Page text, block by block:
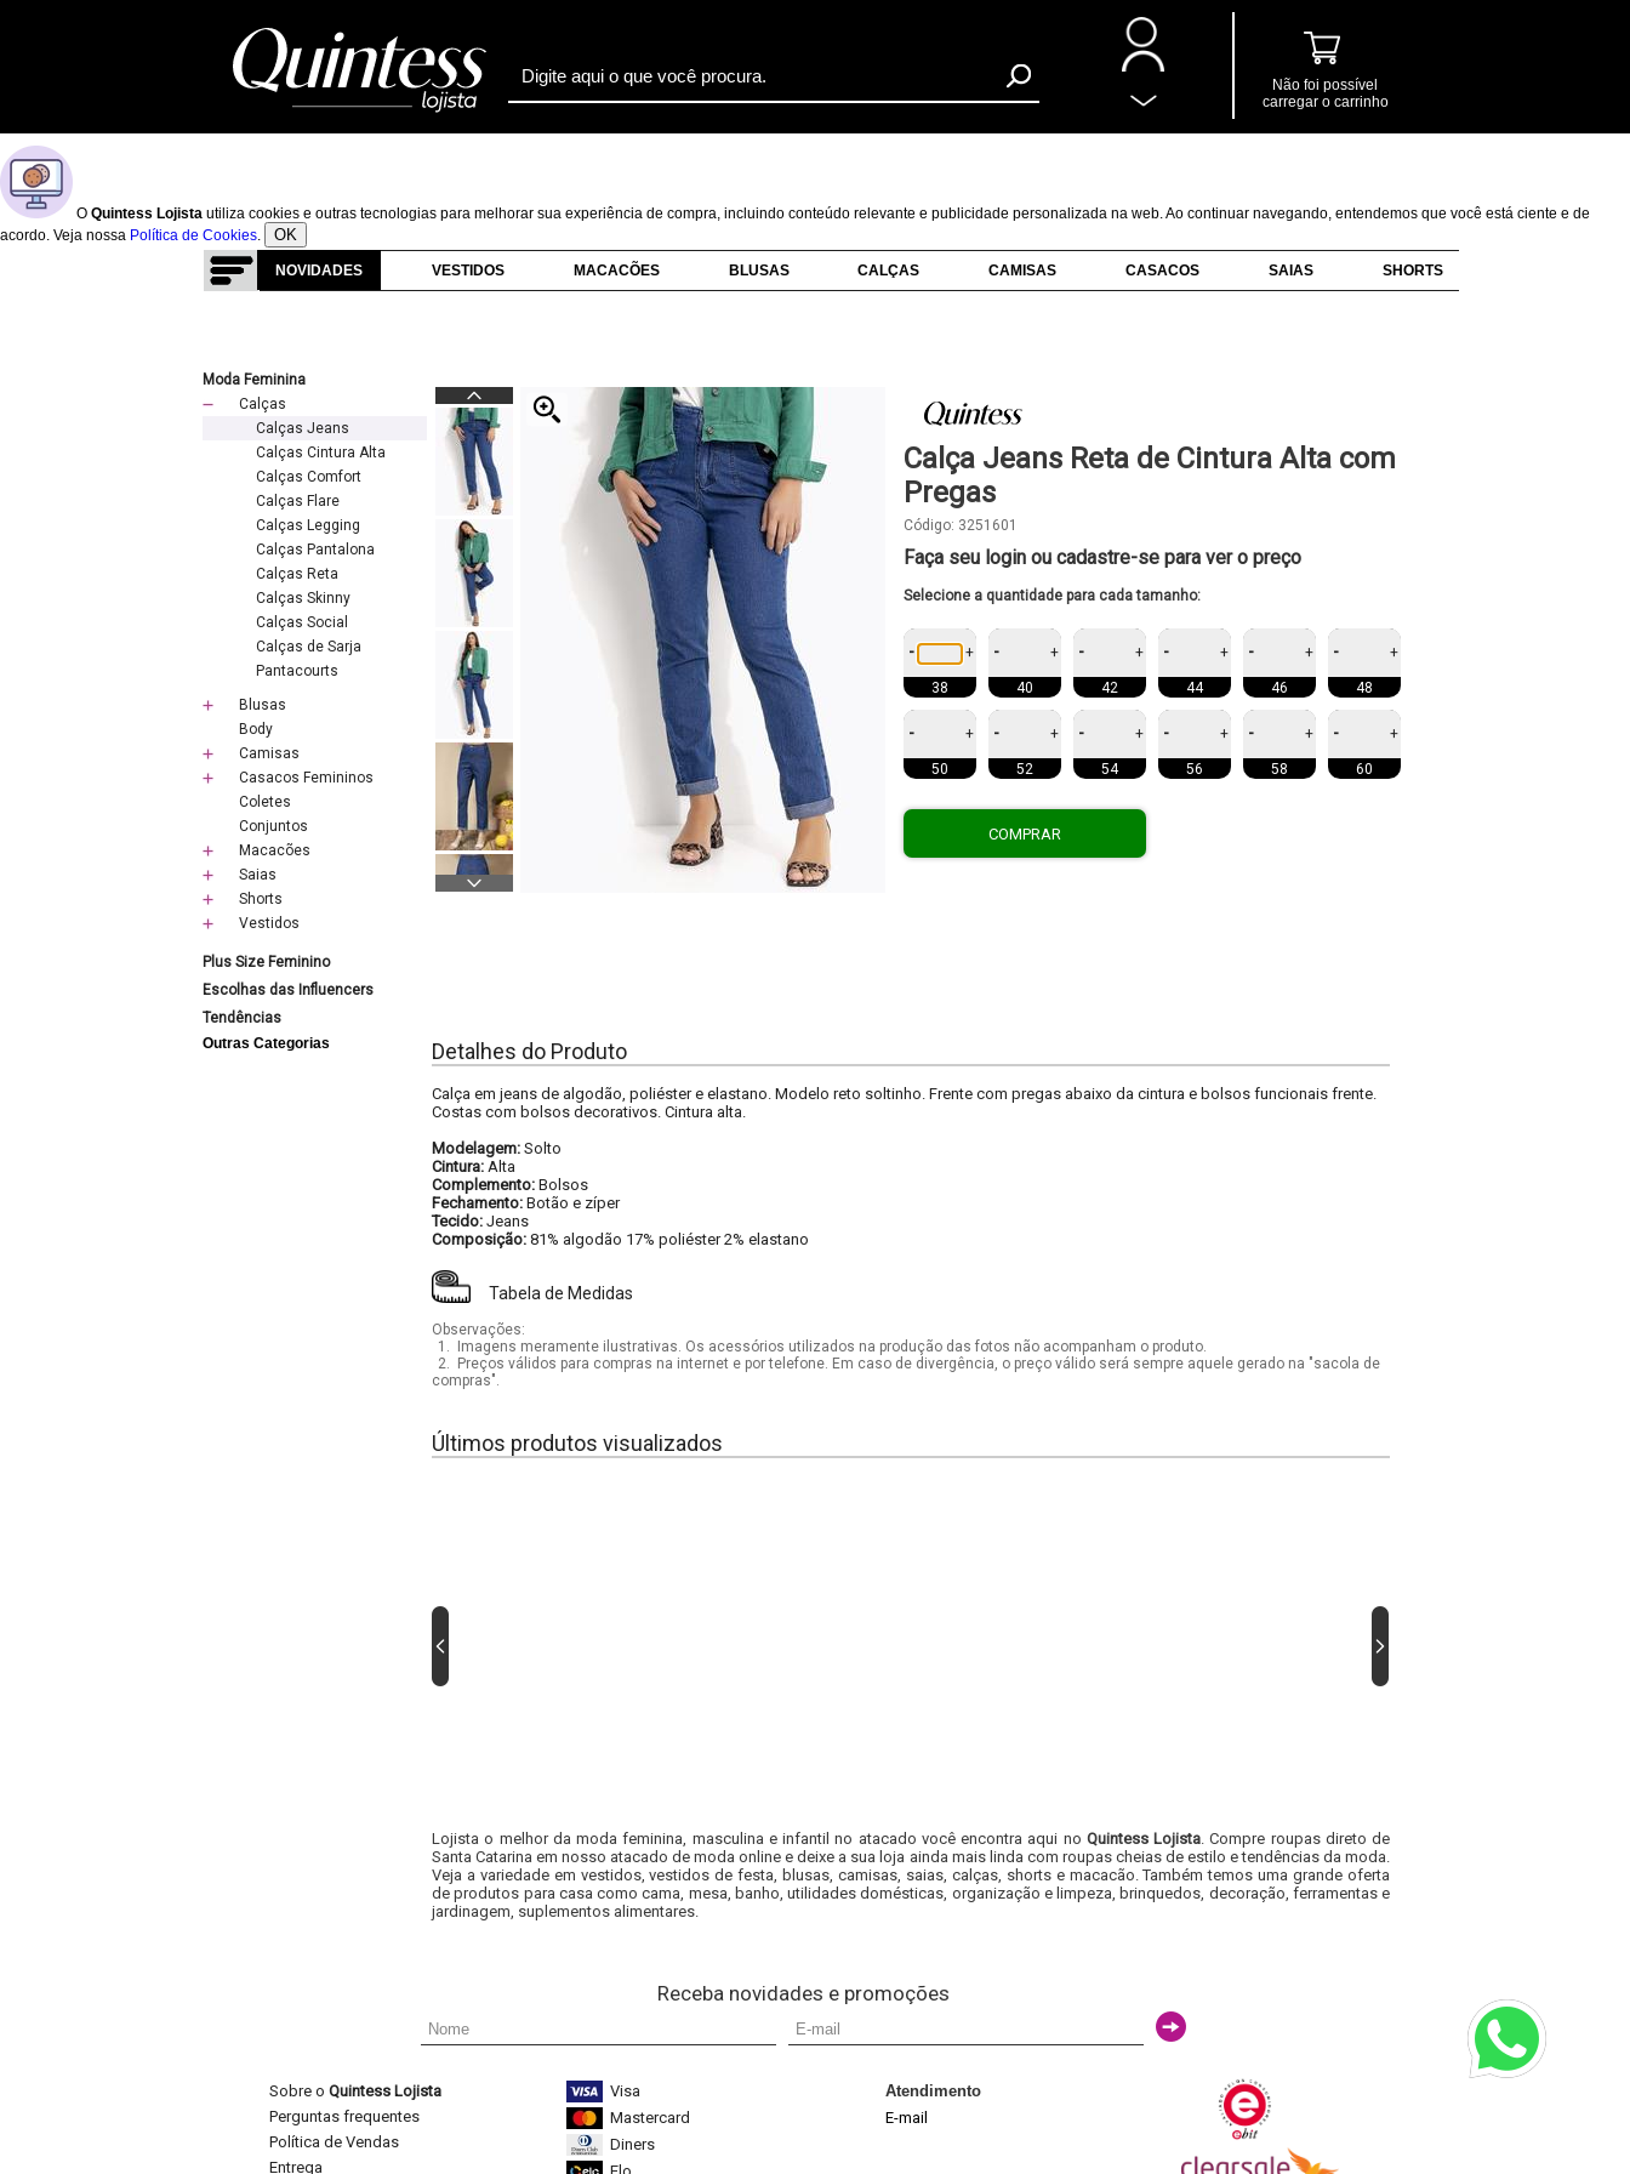
Não foi possível
carregar o carrinho
O Quintess Lojista utiliza cookies e outras tecnologias para melhorar sua experiência de compra, incluindo conteúdo relevante e publicidade personalizada na web. Ao continuar navegando, entendemos que você está ciente e de
acordo. Veja nossa Política de Cookies. OK
NOVIDADES VESTIDOS MACACÕES BLUSAS CALÇAS CAMISAS CASACOS SAIAS SHORTS
Moda Feminina
Calças
Calças Jeans
Calças Cintura Alta
Calças Comfort
Calças Flare
Calças Legging
Calças Pantalona
Calças Reta
Calças Skinny
Calças Social
Calças de Sarja
Pantacourts
Blusas
Body
Camisas
Casacos Femininos
Coletes
Conjuntos
Macacões
Saias
Shorts
Vestidos
Plus Size Feminino
Escolhas das Influencers
Tendências
Outras Categorias
Calça Jeans Reta de Cintura Alta com
Pregas
Código: 3251601
Faça seu login ou cadastre-se para ver o preço
Selecione a quantidade para cada tamanho:
- +
38
- +
40
- +
42
- +
44
- +
46
- +
48
- +
50
- +
52
- +
54
- +
56
- +
58
- +
60
COMPRAR
Detalhes do Produto
Calça em jeans de algodão, poliéster e elastano. Modelo reto soltinho. Frente com pregas abaixo da cintura e bolsos funcionais frente.
Costas com bolsos decorativos. Cintura alta.
Modelagem: Solto
Cintura: Alta
Complemento: Bolsos
Fechamento: Botão e zíper
Tecido: Jeans
Composição: 81% algodão 17% poliéster 2% elastano
Tabela de Medidas
Observações:
1.
Imagens meramente ilustrativas. Os acessórios utilizados na produção das fotos não acompanham o produto.
2.
Preços válidos para compras na internet e por telefone. Em caso de divergência, o preço válido será sempre aquele gerado na "sacola de
compras".
Últimos produtos visualizados
Lojista o melhor da moda feminina, masculina e infantil no atacado você encontra aqui no Quintess Lojista. Compre roupas direto de
Santa Catarina em nosso atacado de moda online e deixe a sua loja ainda mais linda com roupas cheias de estilo e tendências da moda.
Veja a variedade em vestidos, vestidos de festa, blusas, camisas, saias, calças, shorts e macacão. Também temos uma grande oferta
de produtos para casa como cama, mesa, banho, utilidades domésticas, organização e limpeza, brinquedos, decoração, ferramentas e
jardinagem, suplementos alimentares.
Receba novidades e promoções
Sobre o Quintess Lojista
Perguntas frequentes
Política de Vendas
Entrega
Visa
Mastercard
Diners
Atendimento
E-mail